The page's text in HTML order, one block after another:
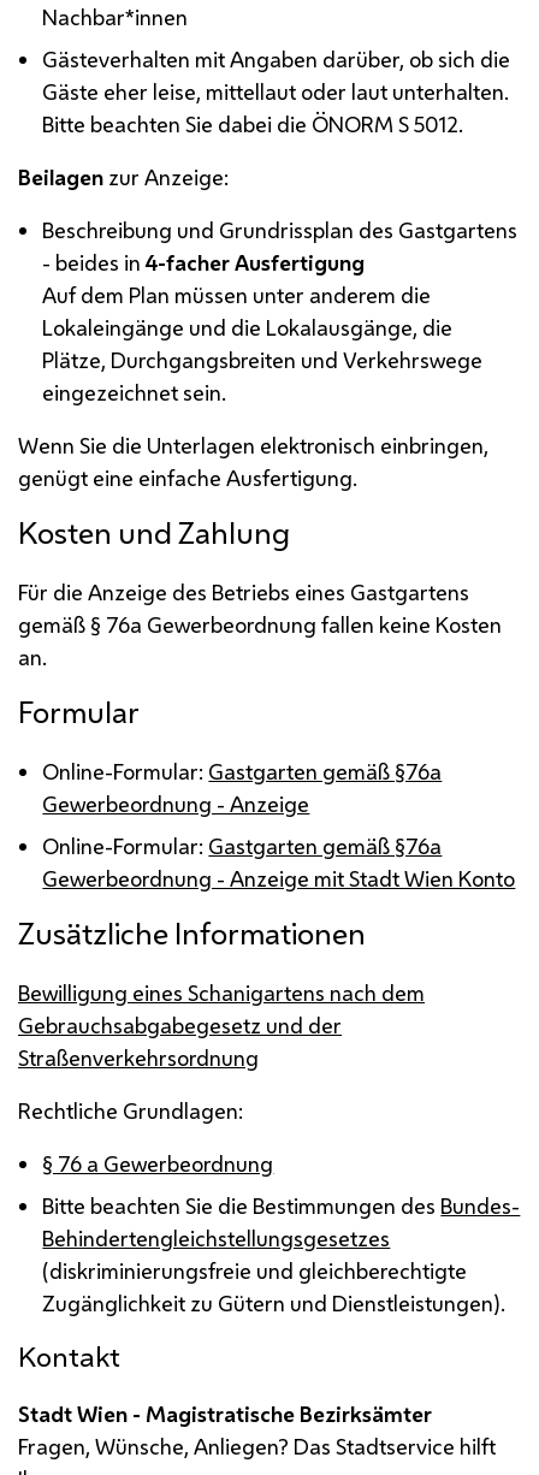
Nachbar*innen
Gästeverhalten mit Angaben darüber, ob sich die
Gäste eher leise, mittellaut oder laut unterhalten.
Bitte beachten Sie dabei die ÖNORM S 5012.
Beilagen zur Anzeige:
Beschreibung und Grundrissplan des Gastgartens
- beides in4-facher Ausfertigung
Auf dem Plan müssen unter anderem die
Lokaleingänge und die Lokalausgänge, die
Plätze, Durchgangsbreiten und Verkehrswege
eingezeichnet sein.
Wenn Sie die Unterlagen elektronisch einbringen,
genügt eine einfache Ausfertigung.
Kosten und Zahlung
Für die Anzeige des Betriebs eines Gastgartens
gemäß § 76a Gewerbeordnung fallen keine Kosten
an.
Formular
Online-Formular: Gastgarten gemäß §76a
Gewerbeordnung - Anzeige
Online-Formular: Gastgarten gemäß §76a
Gewerbeordnung - Anzeige mit Stadt Wien Konto
Zusätzliche Informationen
Bewilligung eines Schanigartens nach dem
Gebrauchsabgabegesetz und der
Straßenverkehrsordnung
Rechtliche Grundlagen:
§ 76 a Gewerbeordnung
Bitte beachten Sie die Bestimmungen des Bundes-
Behindertengleichstellungsgesetzes
(diskriminierungsfreie und gleichberechtigte
Zugänglichkeit zu Gütern und Dienstleistungen).
Kontakt
Stadt Wien - Magistratische Bezirksämter
Fragen, Wünsche, Anliegen? Das Stadtservice hilft